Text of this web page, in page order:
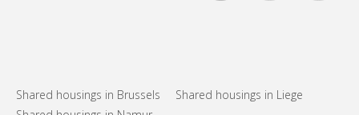
Shared housings in Brussels
Shared housings in Liege